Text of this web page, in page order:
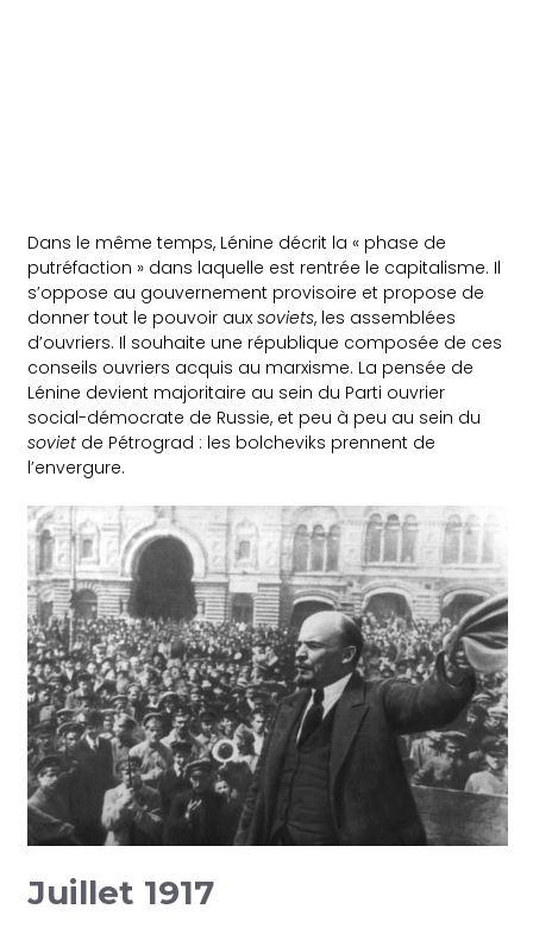
Dans le même temps, Lénine décrit la « phase de
putréfaction » dans laquelle est rentrée le capitalisme. Il
s’oppose au gouvernement provisoire et propose de
donner tout le pouvoir auxsoviets, les assemblées
d’ouvriers. Il souhaite une république composée de ces
conseils ouvriers acquis au marxisme. La pensée de
Lénine devient majoritaire au sein du Parti ouvrier
social-démocrate de Russie, et peu à peu au sein du
soviet de Pétrograd : les bolcheviks prennent de
l’envergure.
Juillet 1917